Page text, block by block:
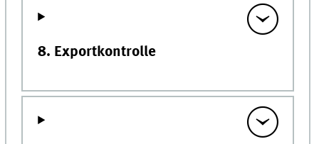
8. Exportkontrolle